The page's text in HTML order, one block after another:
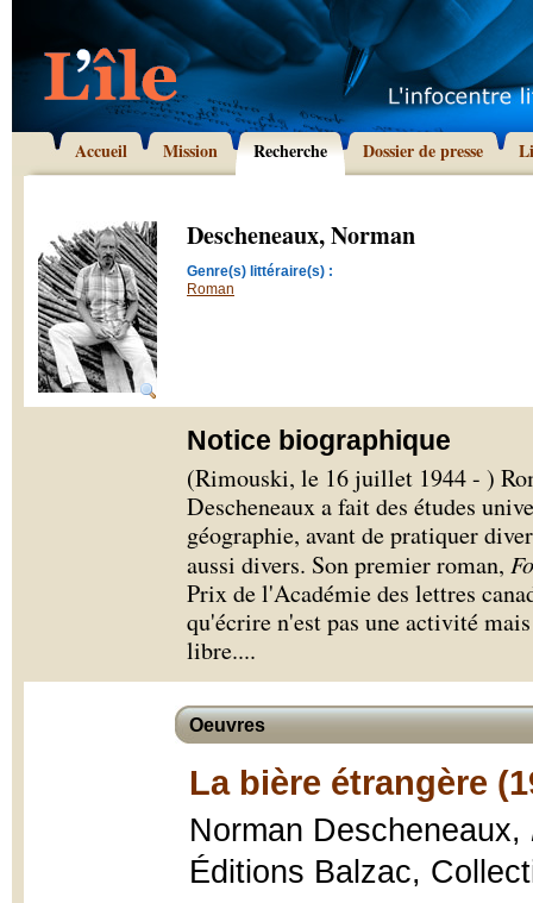
Accueil Mission Recherche Dossier de presse
Descheneaux, Norman
Genre(s) littéraire(s) :
Roman
Notice biographique
(Rimouski, le 16 juillet 1944 - )
Descheneaux a fait des études
géographie, avant de pratiquer
aussi divers. Son premier roman,
Prix de l'Académie des lettres
qu'écrire n'est pas une activité
libre....
Oeuvres
La bière étrangère
Norman Descheneaux,
Éditions Balzac,